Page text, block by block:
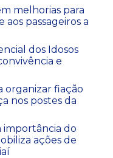
melhorias para
passageiros a
dos Idosos
e
organizar fiação
nos postes da
importância do
ações de